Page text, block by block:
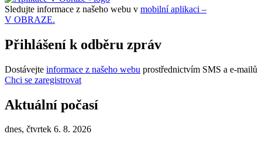
Sledujte informace z našeho webu v mobilní aplikaci –
V OBRAZE.
Přihlášení k odběru zpráv
Dostávejte informace z našeho webu prostřednictvím SMS a e-mailů
Chci se zaregistrovat
Aktuální počasí
dnes, čtvrtek 6. 8. 2026